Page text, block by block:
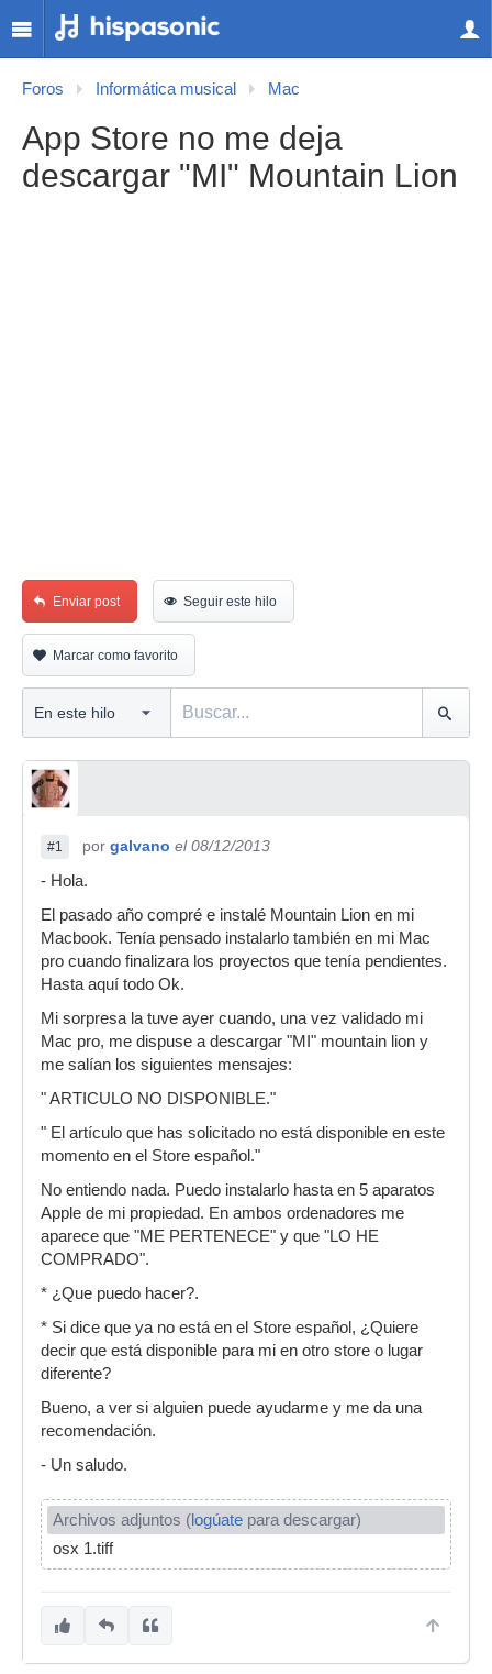
Foros Informática musical Mac
App Store no me deja
descargar "MI" Mountain Lion
Enviar post Seguir este hilo
Marcar como favorito
#1 por galvano el 08/12/2013
- Hola.
El pasado año compré e instalé Mountain Lion en mi
Macbook. Tenía pensado instalarlo también en mi Mac
pro cuando finalizara los proyectos que tenía pendientes.
Hasta aquí todo Ok.
Mi sorpresa la tuve ayer cuando, una vez validado mi
Mac pro, me dispuse a descargar "MI" mountain lion y
me salían los siguientes mensajes:
" ARTICULO NO DISPONIBLE."
" El artículo que has solicitado no está disponible en este
momento en el Store español."
No entiendo nada. Puedo instalarlo hasta en 5 aparatos
Apple de mi propiedad. En ambos ordenadores me
aparece que "ME PERTENECE" y que "LO HE
COMPRADO".
* ¿Que puedo hacer?.
* Si dice que ya no está en el Store español, ¿Quiere
decir que está disponible para mi en otro store o lugar
diferente?
Bueno, a ver si alguien puede ayudarme y me da una
recomendación.
- Un saludo.
Archivos adjuntos (logúate para descargar)
osx 1.tiff